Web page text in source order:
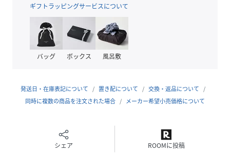
エモリエントマットテクノロジー*1を採用。肌に潤いを与
え、透明感をもたらしながら、テカリを抑え、滑らかなマッ
トの仕上がりを両立。素肌感のある透明美マット肌を実現し
をたたえた透明感へ。
ソフトなバイオレットとピンクのニュアンスが、なめらかに
No.01パステル・シフォン
貴族性をまとう、凛と澄み切った仕上がりのクールビューテ
ギフトラッピングサービスについて
バッグ ボックス 風呂敷
発送日・在庫表記について 置き配について
交換・返品について
同時に複数の商品を注文された場合
メーカー希望小売価格について
シェア ROOMに投稿